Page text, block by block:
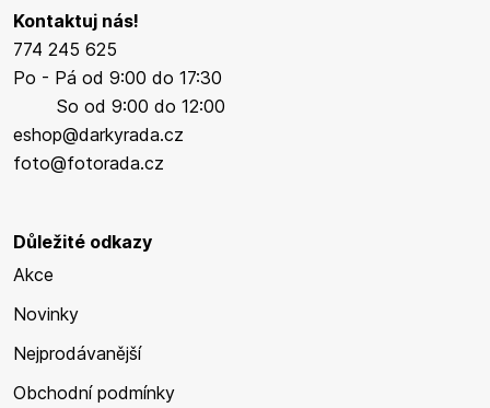
Kontaktuj nás!
774 245 625
Po - Pá od 9:00 do 17:30
So od 9:00 do 12:00
eshop@darkyrada.cz
foto@fotorada.cz
Důležité odkazy
Akce
Novinky
Nejprodávanější
Obchodní podmínky